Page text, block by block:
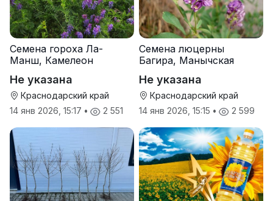
Семена гороха Ла-
Манш, Камелеон
Не указана
Краснодарский край
14 янв 2026, 15:17 • 2 551
Семена люцерны
Багира, Манычская
Не указана
Краснодарский край
14 янв 2026, 15:15 • 2 599